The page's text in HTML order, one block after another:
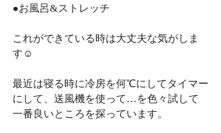
●お風呂&ストレッチ
これができている時は大丈夫な気がしま
す☺️
最近は寝る時に冷房を何℃にしてタイマー
にして、送風機を使って…を色々試して
一番良いところを探っています。